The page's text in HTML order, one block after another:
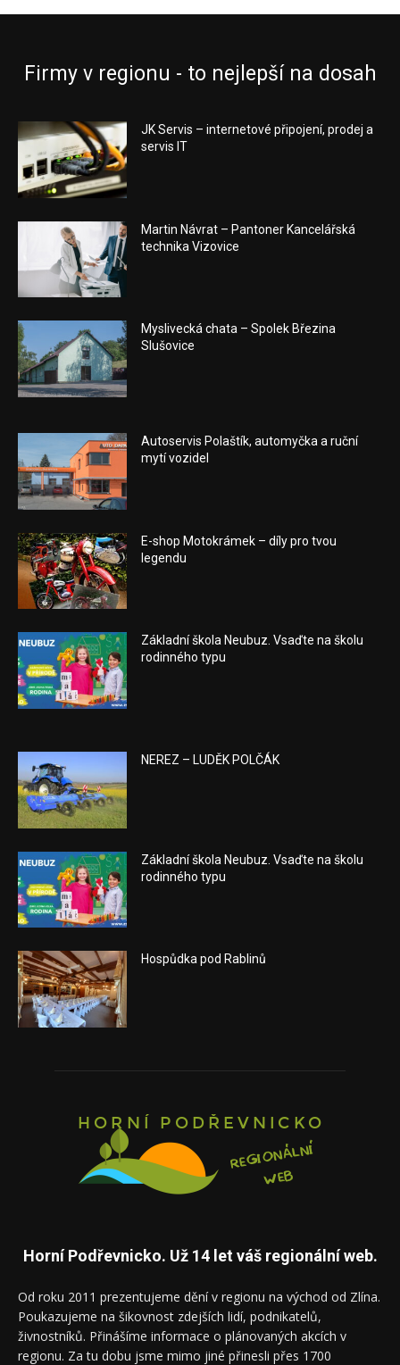
Firmy v regionu - to nejlepší na dosah
JK Servis – internetové připojení, prodej a
servis IT
Martin Návrat – Pantoner Kancelářská
technika Vizovice
Myslivecká chata – Spolek Březina
Slušovice
Autoservis Polaštík, automyčka a ruční
mytí vozidel
E-shop Motokrámek – díly pro tvou
legendu
Základní škola Neubuz. Vsaďte na školu
rodinného typu
NEREZ – LUDĚK POLČÁK
Základní škola Neubuz. Vsaďte na školu
rodinného typu
Hospůdka pod Rablinů
Horní Podřevnicko. Už 14 let váš regionální web.
Od roku 2011 prezentujeme dění v regionu na východ od Zlína.
Poukazujeme na šikovnost zdejších lidí, podnikatelů,
živnostníků. Přinášíme informace o plánovaných akcích v
regionu. Za tu dobu jsme mimo jiné přinesli přes 1700